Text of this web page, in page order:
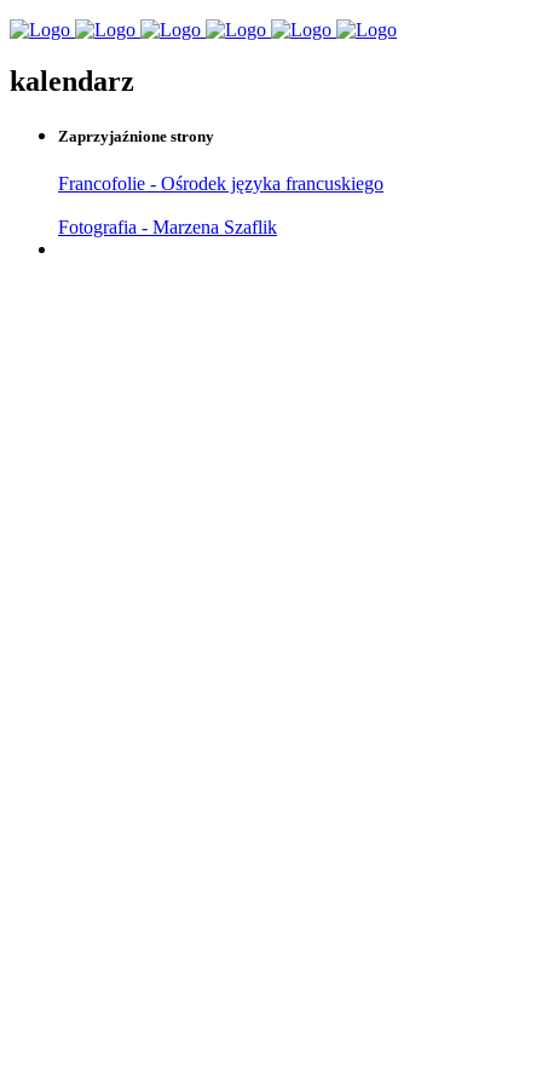
kalendarz
Zaprzyjaźnione strony
Francofolie - Ośrodek języka francuskiego
Fotografia - Marzena Szaflik